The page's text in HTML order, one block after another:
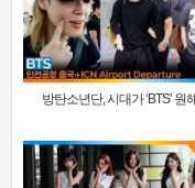
방탄소년단, 시대가 ‘BTS’ 원해